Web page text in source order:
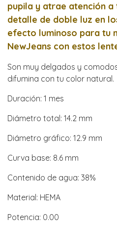
pupila y atrae atención a
detalle de doble luz en
efecto luminoso para tu
NewJeans con estos
Son muy delgados y
difumina con tu color natural.
Duración: 1 mes
Diámetro total: 14.2 mm
Diámetro gráfico: 12.9 mm
Curva base: 8.6 mm
Contenido de agua: 38%
Material: HEMA
Potencia: 0.00